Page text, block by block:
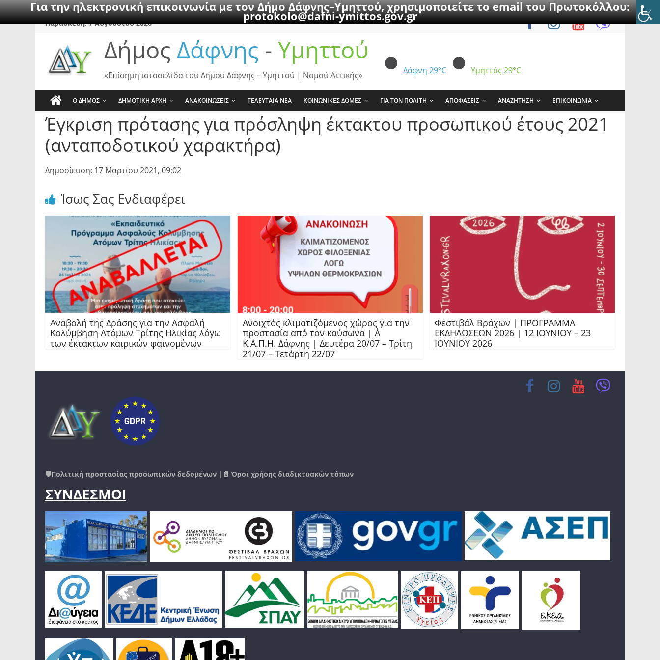
Για την ηλεκτρονική επικοινωνία με τον Δήμο Δάφνης–Υμηττού, χρησιμοποιείτε το email του Πρωτοκόλλου:
protokolo@dafni-ymittos.gov.gr
SkipΠαρασκευή, 7 Αυγούστου 2026
Δήμος Δάφνης - Υμηττού
Δάφνη 29°C Υμηττός 29°C
«Επίσημη ιστοσελίδα του Δήμου Δάφνης – Υμηττού | Νομού Αττικής»
Ο ΔΗΜΟΣ ΔΗΜΟΤΙΚΗ ΑΡΧΗ ΑΝΑΚΟΙΝΩΣΕΙΣ ΤΕΛΕΥΤΑΙΑ ΝΕΑ ΚΟΙΝΩΝΙΚΕΣ ΔΟΜΕΣ ΓΙΑ ΤΟΝ ΠΟΛΙΤΗ ΑΠΟΦΑΣΕΙΣ ΑΝΑΖΗΤΗΣΗ ΕΠΙΚΟΙΝΩΝΙΑ
Έγκριση πρότασης για πρόσληψη έκτακτου προσωπικού έτους 2021
(ανταποδοτικού χαρακτήρα)
Δημοσίευση: 17 Μαρτίου 2021, 09:02
Ίσως Σας Ενδιαφέρει
Αναβολή της Δράσης για την Ασφαλή
Κολύμβηση Ατόμων Τρίτης Ηλικίας λόγω
των έκτακτων καιρικών φαινομένων
Ανοιχτός κλιματιζόμενος χώρος για την
προστασία από τον καύσωνα | Α΄
Κ.Α.Π.Η. Δάφνης | Δευτέρα 20/07 – Τρίτη
21/07 – Τετάρτη 22/07
Φεστιβάλ Βράχων | ΠΡΟΓΡΑΜΜΑ
ΕΚΔΗΛΩΣΕΩΝ 2026 | 12 ΙΟΥΝΙΟΥ – 23
ΙΟΥΝΙΟΥ 2026
🛡️Πολιτική προστασίας προσωπικών δεδομένων |📄 Όροι χρήσης διαδικτυακών τόπων
ΣΥΝΔΕΣΜΟΙ